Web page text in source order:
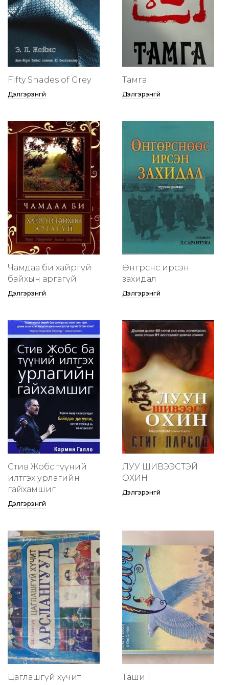
Fifty Shades of Grey
Дэлгэрэнгүй
Тамга
Дэлгэрэнгүй
Чамдаа би хайргүй
байхын аргагүй
Дэлгэрэнгүй
Өнгөрснөөс ирсэн
захидал
Дэлгэрэнгүй
Стив Жобс түүний
илтгэх урлагийн
гайхамшиг
Дэлгэрэнгүй
ЛУУ ШИВЭЭСТЭЙ
ОХИН
Дэлгэрэнгүй
Цаглашгүй хүчит
Таши 1